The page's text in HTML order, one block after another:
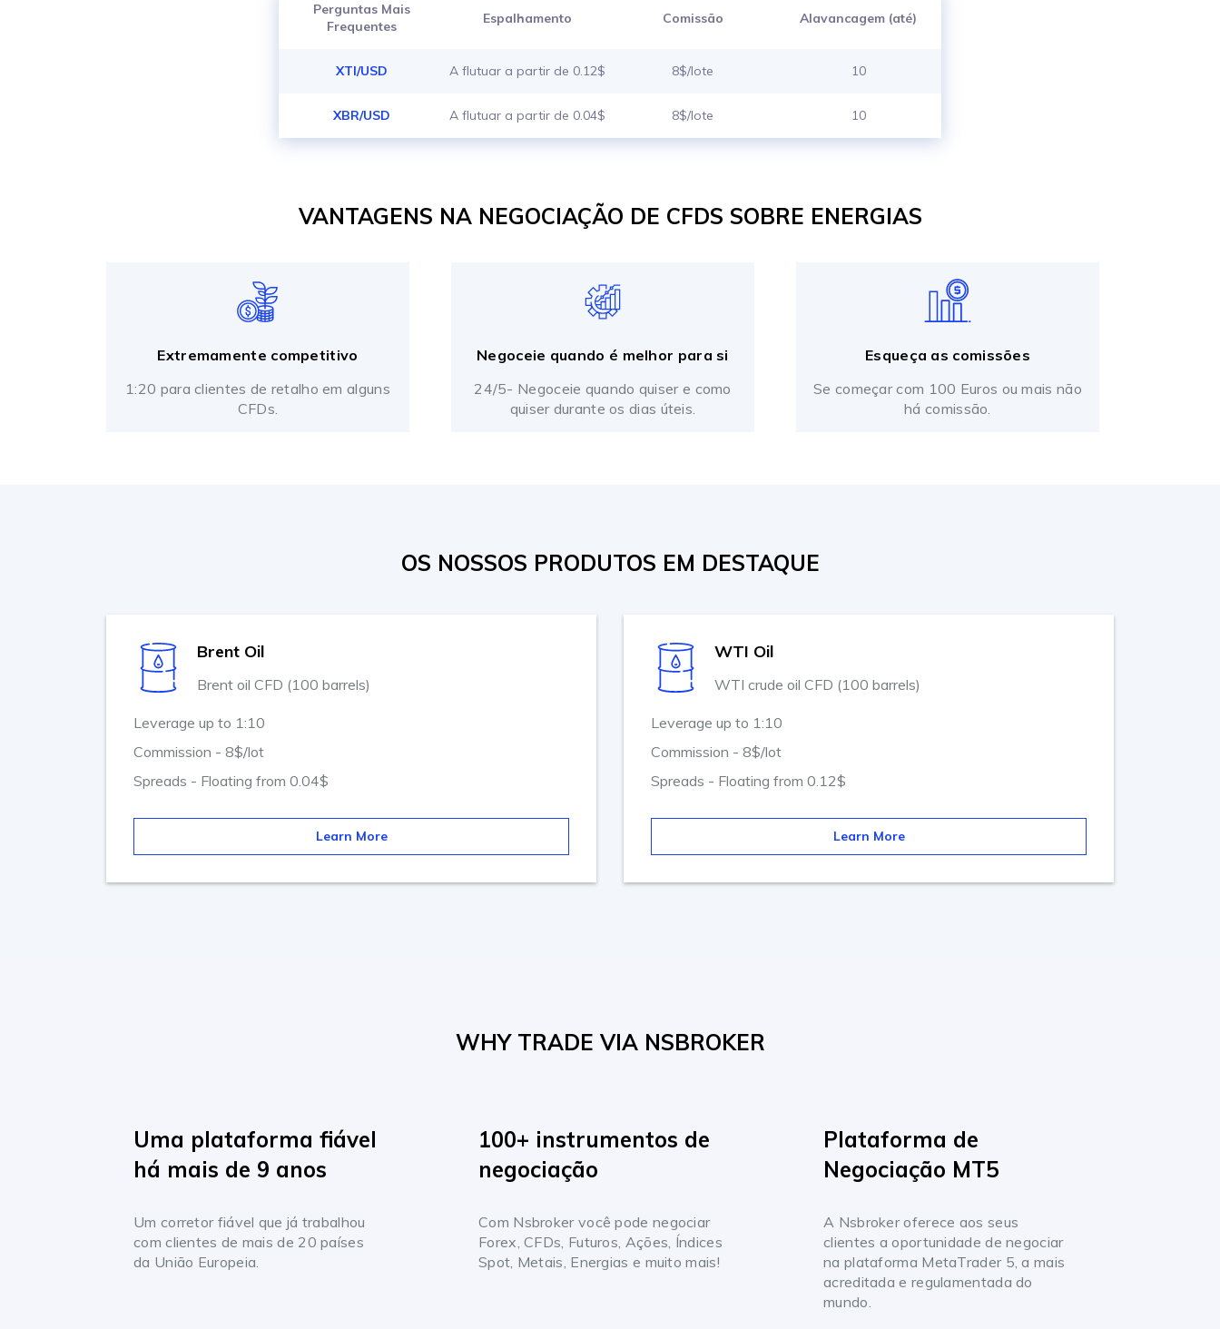
Perguntas Mais
Frequentes
Espalhamento Comissão Alavancagem (até)
XTI/USD A flutuar a partir de 0.12$ 8$/lote 10
XBR/USD A flutuar a partir de 0.04$ 8$/lote 10
VANTAGENS NA NEGOCIAÇÃO DE CFDS SOBRE ENERGIAS
Extremamente competitivo
1:20 para clientes de retalho em alguns
CFDs.
Negoceie quando é melhor para si
24/5- Negoceie quando quiser e como
quiser durante os dias úteis.
Esqueça as comissões
Se começar com 100 Euros ou mais não
há comissão.
OS NOSSOS PRODUTOS EM DESTAQUE
Brent Oil
Brent oil CFD (100 barrels)
Leverage up to 1:10
Commission - 8$/lot
Spreads - Floating from 0.04$
Learn More
WTI Oil
WTI crude oil CFD (100 barrels)
Leverage up to 1:10
Commission - 8$/lot
Spreads - Floating from 0.12$
Learn More
WHY TRADE VIA NSBROKER
Uma plataforma fiável
há mais de 9 anos
Um corretor fiável que já trabalhou
com clientes de mais de 20 países
da União Europeia.
100+ instrumentos de
negociação
Com Nsbroker você pode negociar
Forex, CFDs, Futuros, Ações, Índices
Spot, Metais, Energias e muito mais!
Plataforma de
Negociação MT5
A Nsbroker oferece aos seus
clientes a oportunidade de negociar
na plataforma MetaTrader 5, a mais
acreditada e regulamentada do
mundo.